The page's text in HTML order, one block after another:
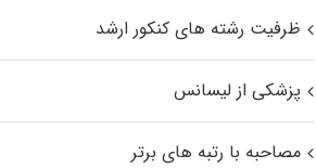
ظرفیت رشته های کنکور ارشد
پزشکی از لیسانس
مصاحبه با رتبه های برتر